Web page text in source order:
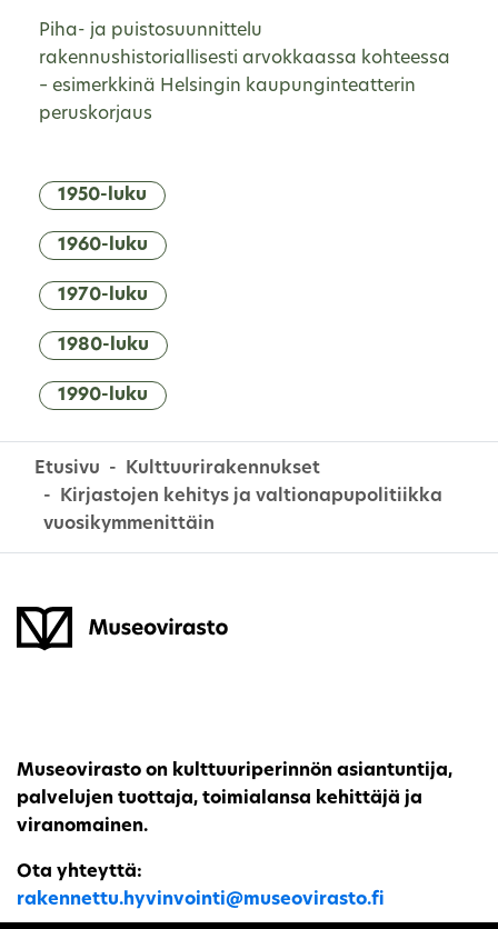
Piha- ja puistosuunnittelu
rakennushistoriallisesti arvokkaassa kohteessa
– esimerkkinä Helsingin kaupunginteatterin
peruskorjaus
1950-luku
1960-luku
1970-luku
1980-luku
1990-luku
Etusivu
Kulttuurirakennukset
Kirjastojen kehitys ja valtionapupolitiikka
vuosikymmenittäin
Museovirasto on kulttuuriperinnön asiantuntija,
palvelujen tuottaja, toimialansa kehittäjä ja
viranomainen.
Ota yhteyttä:
rakennettu.hyvinvointi@museovirasto.fi